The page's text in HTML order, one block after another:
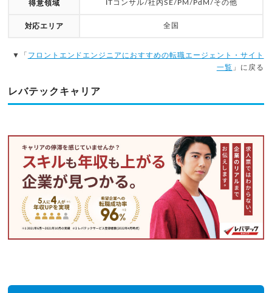
得意領域 ITコンサル/社内SE/PM/PdM/その他
対応エリア 全国
▼「 フロントエンドエンジニアにおすすめの転職エージェント・サイト
一覧 」に戻る
レバテックキャリア